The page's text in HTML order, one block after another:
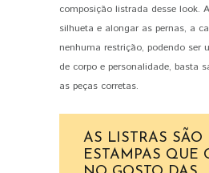
composição listrada desse look.
silhueta e alongar as pernas, a
nenhuma restrição, podendo ser
de corpo e personalidade, basta
as peças corretas.
AS LISTRAS SÃO
ESTAMPAS QUE